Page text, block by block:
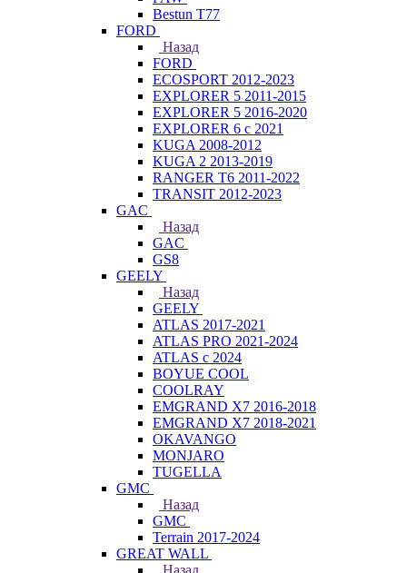
Bestun T77
FORD
Назад
FORD
ECOSPORT 2012-2023
EXPLORER 5 2011-2015
EXPLORER 5 2016-2020
EXPLORER 6 с 2021
KUGA 2008-2012
KUGA 2 2013-2019
RANGER T6 2011-2022
TRANSIT 2012-2023
GAC
Назад
GAC
GS8
GEELY
Назад
GEELY
ATLAS 2017-2021
ATLAS PRO 2021-2024
ATLAS с 2024
BOYUE COOL
COOLRAY
EMGRAND X7 2016-2018
EMGRAND X7 2018-2021
OKAVANGO
MONJARO
TUGELLA
GMC
Назад
GMC
Terrain 2017-2024
GREAT WALL
Назад